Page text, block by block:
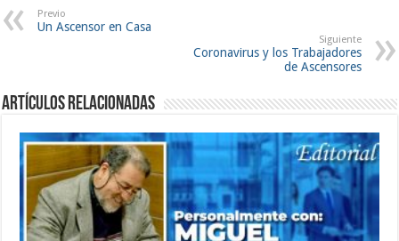
Previo
Un Ascensor en Casa
Siguiente
Coronavirus y los Trabajadores
de Ascensores
Artículos Relacionadas